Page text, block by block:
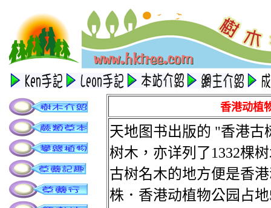
香港动植
天地图书出版的 "香港古
树木，亦详列了1332棵
古树名木的地方便是香
株．香港动植物公园占